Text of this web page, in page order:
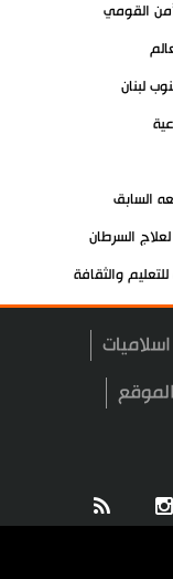
القومي
لبنان
السابق
السرطان
والثقافة
المسلمين
اسلاميات